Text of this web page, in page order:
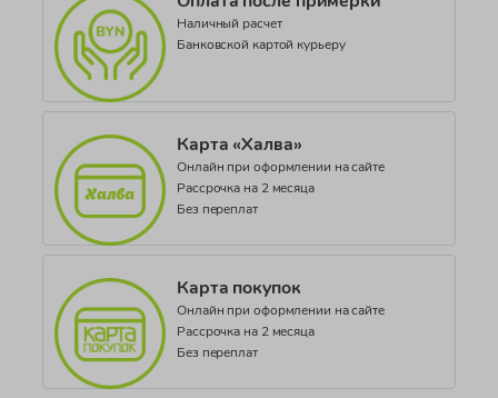
Наличный расчет
Банковской картой курьеру
Карта «Халва»
Онлайн при оформлении на сайте
Рассрочка на 2 месяца
Без переплат
Карта покупок
Онлайн при оформлении на сайте
Рассрочка на 2 месяца
Без переплат